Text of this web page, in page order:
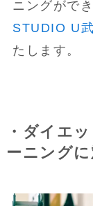
ニングがで
STUDIO U
たします。
・ダイエ
ーニング